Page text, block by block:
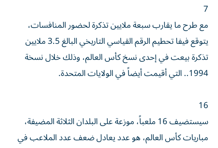
7
مع طرح ما يقارب سبعة ملايين تذكرة لحضور المنافسات،
يتوقع فيفا تحطيم الرقم القياسي التاريخي البالغ 3.5 ملايين
تذكرة بيعت في إحدى نسخ كأس العالم، وذلك خلال نسخة
1994.. التي أقيمت أيضاً في الولايات المتحدة.
16
سيستضيف 16 ملعباً، موزعة على البلدان الثلاثة المضيفة،
مباريات كأس العالم، هو عدد يعادل ضعف عدد الملاعب في